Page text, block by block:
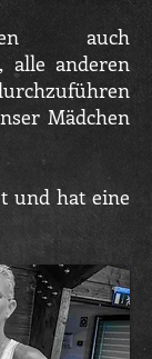
auch
alle anderen
Mädchen
und hat eine